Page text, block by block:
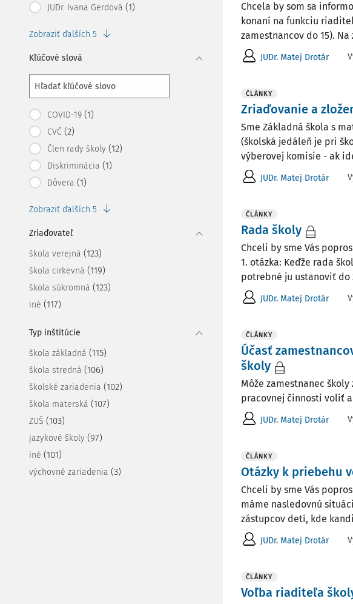
JUDr. Ivana Gerdová (1)
Zobraziť ďalších 5
Kľúčové slová
COVID-19 (1)
CVČ (2)
Člen rady školy (12)
Diskriminácia (1)
Dôvera (1)
Zobraziť ďalších 5
Zriaďovateľ
škola verejná (123)
škola cirkevná (119)
škola súkromná (123)
iné (117)
Typ inštitúcie
škola základná (115)
škola stredná (106)
školské zariadenia (102)
škola materská (107)
ZUŠ (103)
jazykové školy (97)
iné (101)
výchovné zariadenia (3)
Chcela by som sa
konaní na funkciu
zamestnancov do 15).
JUDr. Matej Drotár
ČLÁNKY
Zriaďovanie a
Sme Základná škola s
(školská jedáleň je pri
výberovej komisie - ak
JUDr. Matej Drotár
ČLÁNKY
Rada školy
Chceli by sme Vás
1. otázka: Keďže rada
potrebné ju ustanoviť do
JUDr. Matej Drotár
ČLÁNKY
Účasť
školy
Môže zamestnanec
pracovnej činnosti voliť
JUDr. Matej Drotár
ČLÁNKY
Otázky k priebehu
Chceli by sme Vás
máme nasledovnú
zástupcov detí, kde
JUDr. Matej Drotár
ČLÁNKY
Voľba riaditeľa